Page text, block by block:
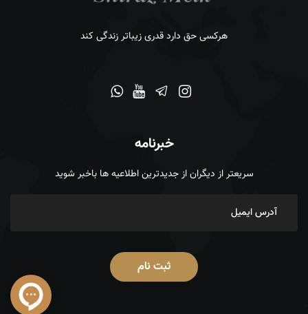
هرکسی حق دارد قدری زیباتر زندگی کند
خبرنامه
سریعتر از دیگران از جدیدترین اطلاعیه ها باخبر شوید